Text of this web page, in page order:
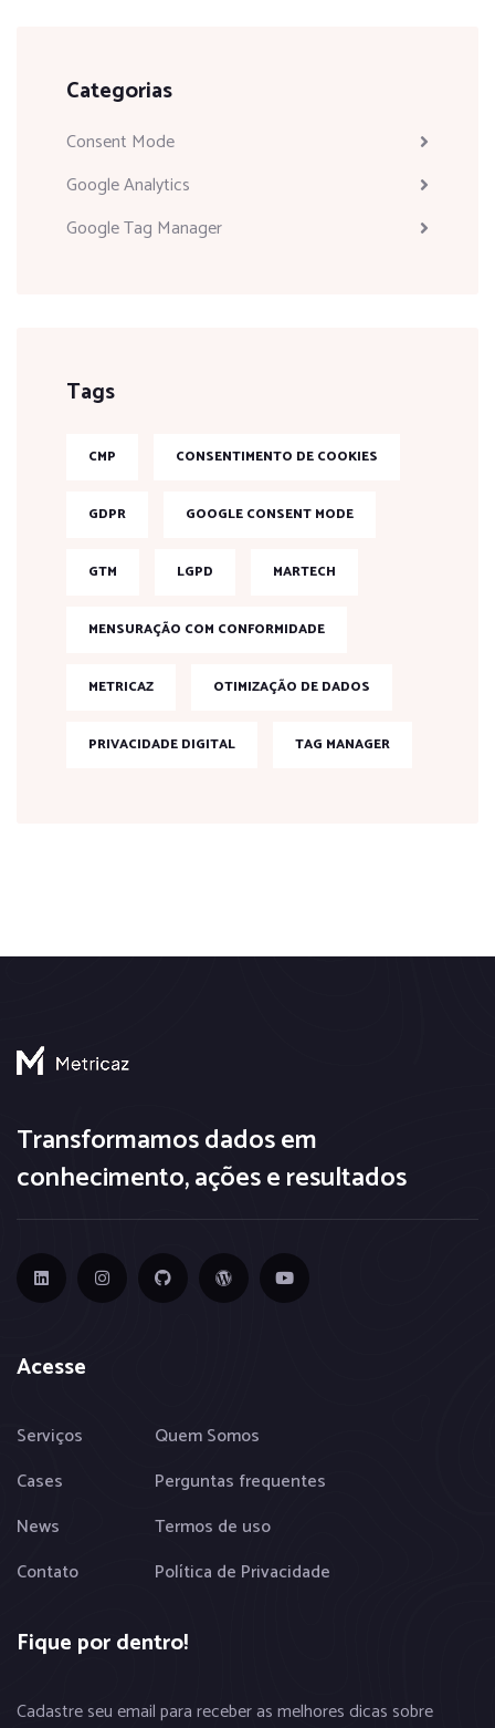
Categorias
Consent Mode
Google Analytics
Google Tag Manager
Tags
CMP CONSENTIMENTO DE COOKIES
GDPR GOOGLE CONSENT MODE
GTM LGPD MARTECH
MENSURAÇÃO COM CONFORMIDADE
METRICAZ OTIMIZAÇÃO DE DADOS
PRIVACIDADE DIGITAL TAG MANAGER
Transformamos dados em
conhecimento, ações e resultados
Acesse
Serviços
Cases
News
Contato
Quem Somos
Perguntas frequentes
Termos de uso
Política de Privacidade
Fique por dentro!
Cadastre seu email para receber as melhores dicas sobre